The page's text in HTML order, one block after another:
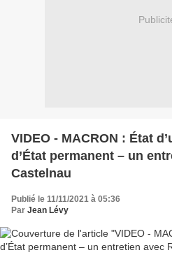
VIDEO - MACRON : État
d’État permanent – un entretien avec
Castelnau
Publié le 11/11/2021 à 05:36
Par Jean Lévy